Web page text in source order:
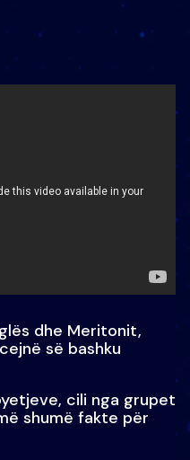
dhe Meritonit,
së bashku
cili nga grupet
shumë fakte për